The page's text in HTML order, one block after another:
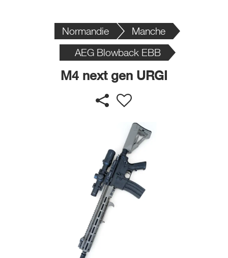
Normandie
Manche
AEG Blowback EBB
M4 next gen URGI